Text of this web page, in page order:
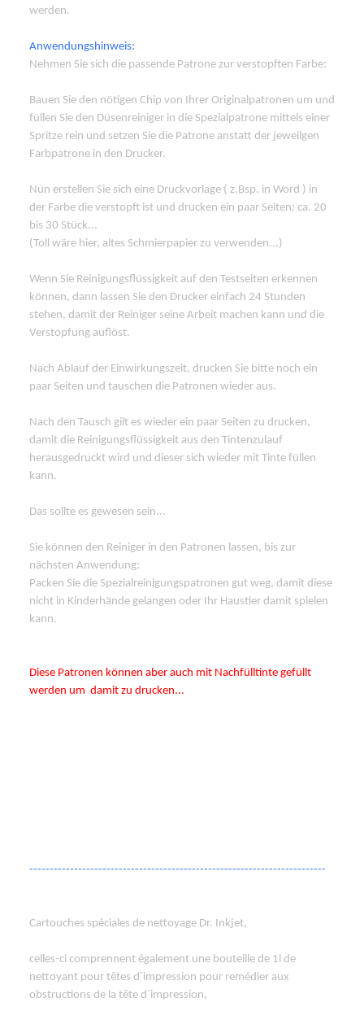
werden.
Anwendungshinweis:
Nehmen Sie sich die passende Patrone zur verstopften Farbe:
Bauen Sie den nötigen Chip von Ihrer Originalpatronen um und
füllen Sie den Düsenreiniger in die Spezialpatrone mittels einer
Spritze rein und setzen Sie die Patrone anstatt der jeweilgen
Farbpatrone in den Drucker.
Nun erstellen Sie sich eine Druckvorlage ( z.Bsp. in Word ) in
der Farbe die verstopft ist und drucken ein paar Seiten: ca. 20
bis 30 Stück...
(Toll wäre hier, altes Schmierpapier zu verwenden...)
Wenn Sie Reinigungsflüssigkeit auf den Testseiten erkennen
können, dann lassen Sie den Drucker einfach 24 Stunden
stehen, damit der Reiniger seine Arbeit machen kann und die
Verstopfung auflöst.
Nach Ablauf der Einwirkungszeit, drucken Sie bitte noch ein
paar Seiten und tauschen die Patronen wieder aus.
Nach den Tausch gilt es wieder ein paar Seiten zu drucken,
damit die Reinigungsflüssigkeit aus den Tintenzulauf
herausgedruckt wird und dieser sich wieder mit Tinte füllen
kann.
Das sollte es gewesen sein...
Sie können den Reiniger in den Patronen lassen, bis zur
nächsten Anwendung:
Packen Sie die Spezialreinigungspatronen gut weg, damit diese
nicht in Kinderhände gelangen oder Ihr Haustier damit spielen
kann.
Diese Patronen können aber auch mit Nachfülltinte gefüllt
werden um damit zu drucken...
-------------------------------------------------------------------------
Cartouches spéciales de nettoyage Dr. Inkjet,
celles-ci comprennent également une bouteille de 1l de
nettoyant pour têtes d´impression pour remédier aux
obstructions de la tête d´impression,